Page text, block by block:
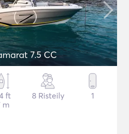
7.5 CC
ft
m
8 Risteily 1